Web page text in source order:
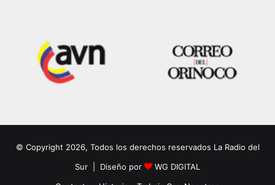
© Copyright 2026, Todos los derechos reservados La Radio del
Sur | Diseño por
WG DIGITAL